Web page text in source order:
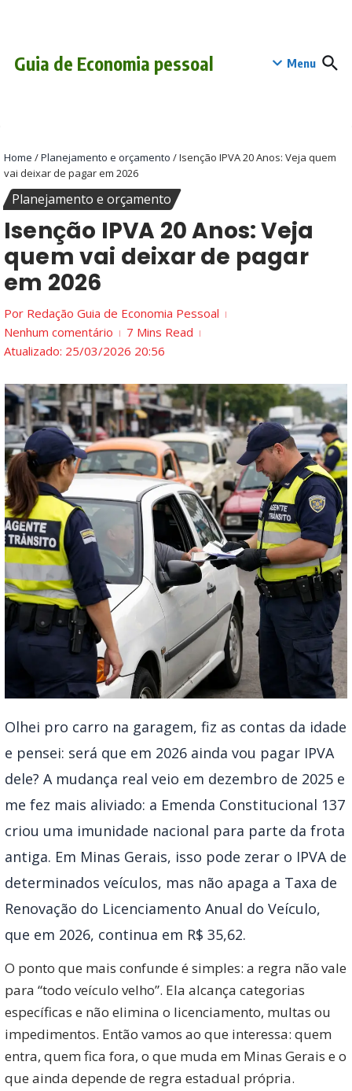
Guia de Economia pessoal Menu
Home /Planejamento e orçamento /Isenção IPVA 20 Anos: Veja quem
vai deixar de pagar em 2026
Planejamento e orçamento
Isenção IPVA 20 Anos: Veja
quem vai deixar de pagar
em 2026
Por Redação Guia de Economia Pessoal
Nenhum comentário
7 Mins Read
Atualizado: 25/03/2026 20:56
Olhei pro carro na garagem, fiz as contas da idade
e pensei: será que em 2026 ainda vou pagar IPVA
dele? A mudança real veio em dezembro de 2025 e
me fez mais aliviado: a Emenda Constitucional 137
criou uma imunidade nacional para parte da frota
antiga. Em Minas Gerais, isso pode zerar o IPVA de
determinados veículos, mas não apaga a Taxa de
Renovação do Licenciamento Anual do Veículo,
que em 2026, continua em R$ 35,62.
O ponto que mais confunde é simples: a regra não vale
para “todo veículo velho”. Ela alcança categorias
específicas e não elimina o licenciamento, multas ou
impedimentos. Então vamos ao que interessa: quem
entra, quem fica fora, o que muda em Minas Gerais e o
que ainda depende de regra estadual própria.